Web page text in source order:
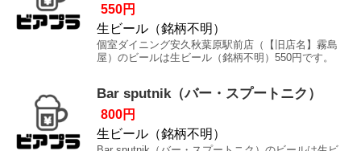
550円
生ビール（銘柄不明）
個室ダイニング安久秋葉原駅前店（【旧店名】霧島
屋）のビールは生ビール（銘柄不明）550円です。
Bar sputnik（バー・スプートニク）
800円
生ビール（銘柄不明）